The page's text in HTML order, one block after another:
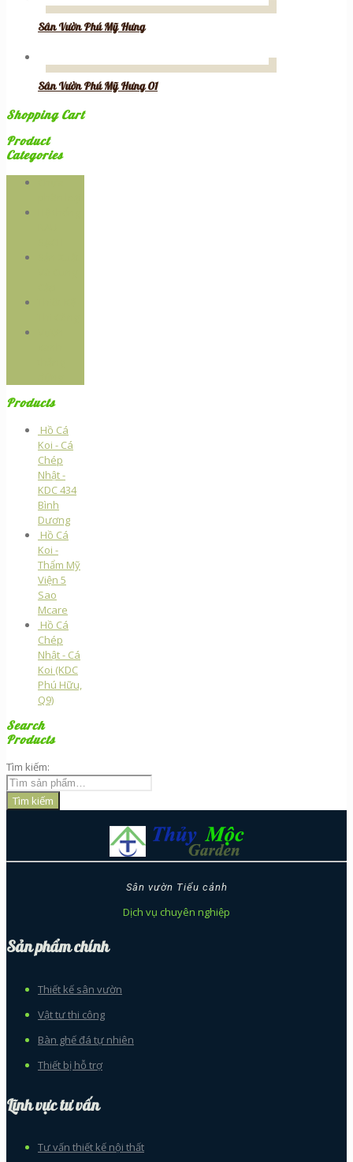
Sân Vườn Phú Mỹ Hưng
Sân Vườn Phú Mỹ Hưng 01
Shopping Cart
Product
Categories
Products
Hồ Cá
Koi - Cá
Chép
Nhật -
KDC 434
Bình
Dương
Hồ Cá
Koi -
Thẩm Mỹ
Viện 5
Sao
Mcare
Hồ Cá
Chép
Nhật - Cá
Koi (KDC
Phú Hữu,
Q9)
Search
Products
Tìm kiếm:
Tìm kiếm
Sân vườn Tiểu cảnh
Dịch vụ chuyên nghiệp
Sản phẩm chính
Thiết kế sân vườn
Vật tư thi công
Bàn ghế đá tự nhiên
Thiết bị hỗ trợ
Lĩnh vực tư vấn
Tư vấn thiết kế nội thất